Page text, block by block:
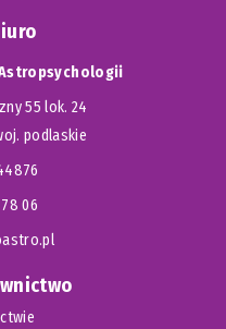
55 lok. 24
podlaskie
06